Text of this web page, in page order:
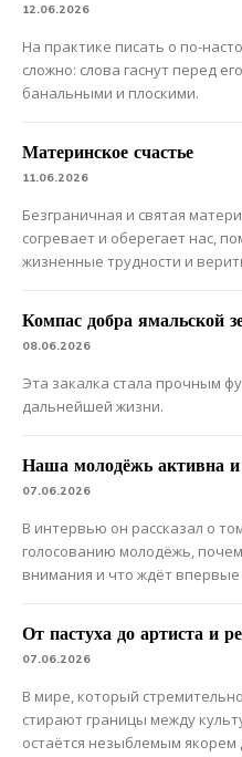
12.06.2026
На практике писать о по-
сложно: слова гаснут перед
банальными и плоскими.
Материнское счастье
11.06.2026
Безграничная и святая
согревает и оберегает нас,
жизненные трудности и
Компас добра ямальской
08.06.2026
Эта закалка стала прочным
дальнейшей жизни.
Наша молодёжь активна и
07.06.2026
В интервью он рассказал о
голосованию молодёжь,
внимания и что ждёт
От пастуха до артиста и
07.06.2026
В мире, который
стирают границы между
остаётся незыблемым якорем